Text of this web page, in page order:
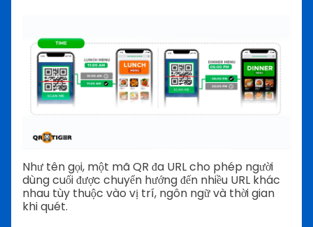
Như tên gọi, một mã QR đa URL cho phép người
dùng cuối được chuyển hướng đến nhiều URL khác
nhau tùy thuộc vào vị trí, ngôn ngữ và thời gian
khi quét.